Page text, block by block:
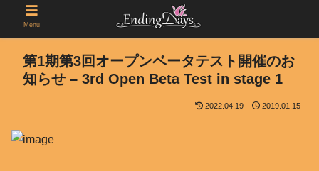
第1期第3回オープンベータテスト開催のお
知らせ – 3rd Open Beta Test in stage 1
2022.04.19 2019.01.15
Menu